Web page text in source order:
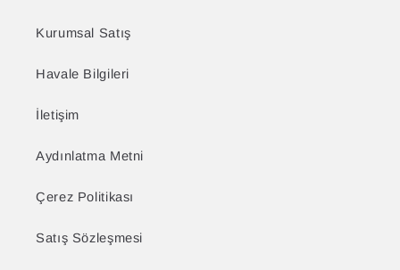
Kurumsal Satış
Havale Bilgileri
İletişim
Aydınlatma Metni
Çerez Politikası
Satış Sözleşmesi